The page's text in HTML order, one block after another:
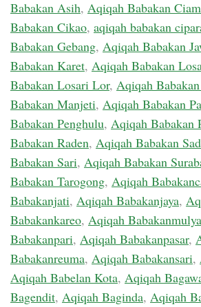
Babakan Asih, Aqiqah Babakan
Babakan Cikao, aqiqah babakan
Babakan Gebang, Aqiqah Babakan
Babakan Karet, Aqiqah Babakan
Babakan Losari Lor, Aqiqah
Babakan Manjeti, Aqiqah Babakan
Babakan Penghulu, Aqiqah Babakan
Babakan Raden, Aqiqah Babakan
Babakan Sari, Aqiqah Babakan
Babakan Tarogong, Aqiqah
Babakanjati, Aqiqah Babakanjaya,
Babakankareo, Aqiqah Babakanmulya
Babakanpari, Aqiqah Babakanpasar,
Babakanreuma, Aqiqah Babakansari,
Aqiqah Babelan Kota, Aqiqah
Bagendit, Aqiqah Baginda, Aqiqah